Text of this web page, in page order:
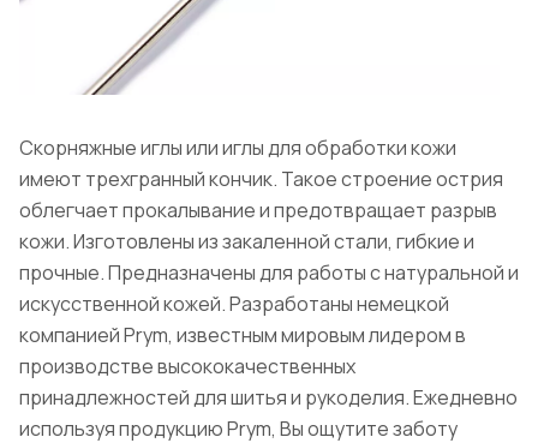
Скорняжные иглы или иглы для обработки кожи
имеют трехгранный кончик. Такое строение острия
облегчает прокалывание и предотвращает разрыв
кожи. Изготовлены из закаленной стали, гибкие и
прочные. Предназначены для работы с натуральной и
искусственной кожей. Разработаны немецкой
компанией Prym, известным мировым лидером в
производстве высококачественных
принадлежностей для шитья и рукоделия. Ежедневно
используя продукцию Prym, Вы ощутите заботу